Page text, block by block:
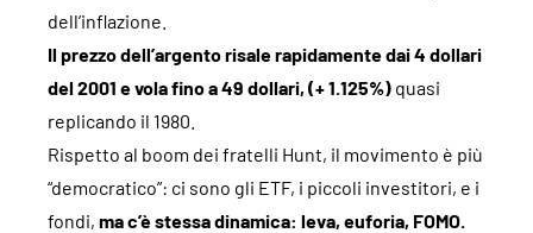
dell’inflazione.
Il prezzo dell’argento risale rapidamente dai 4 dollari
del 2001 e vola fino a 49 dollari, (+ 1.125%) quasi
replicando il 1980.
Rispetto al boom dei fratelli Hunt, il movimento è più
“democratico”: ci sono gli ETF, i piccoli investitori, e i
fondi, ma c’è stessa dinamica: leva, euforia, FOMO.